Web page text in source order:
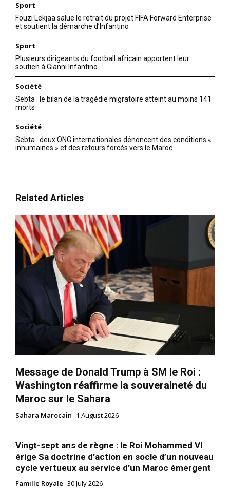
Sport
Fouzi Lekjaa salue le retrait du projet FIFA Forward Enterprise
et soutient la démarche d’Infantino
Sport
Plusieurs dirigeants du football africain apportent leur
soutien à Gianni Infantino
Société
Sebta : le bilan de la tragédie migratoire atteint au moins 141
morts
Société
Sebta : deux ONG internationales dénoncent des conditions «
inhumaines » et des retours forcés vers le Maroc
Related Articles
Message de Donald Trump à SM le Roi :
Washington réaffirme la souveraineté du
Maroc sur le Sahara
Sahara Marocain 1 August 2026
Vingt-sept ans de règne : le Roi Mohammed VI
érige Sa doctrine d’action en socle d’un nouveau
cycle vertueux au service d’un Maroc émergent
Famille Royale 30 July 2026